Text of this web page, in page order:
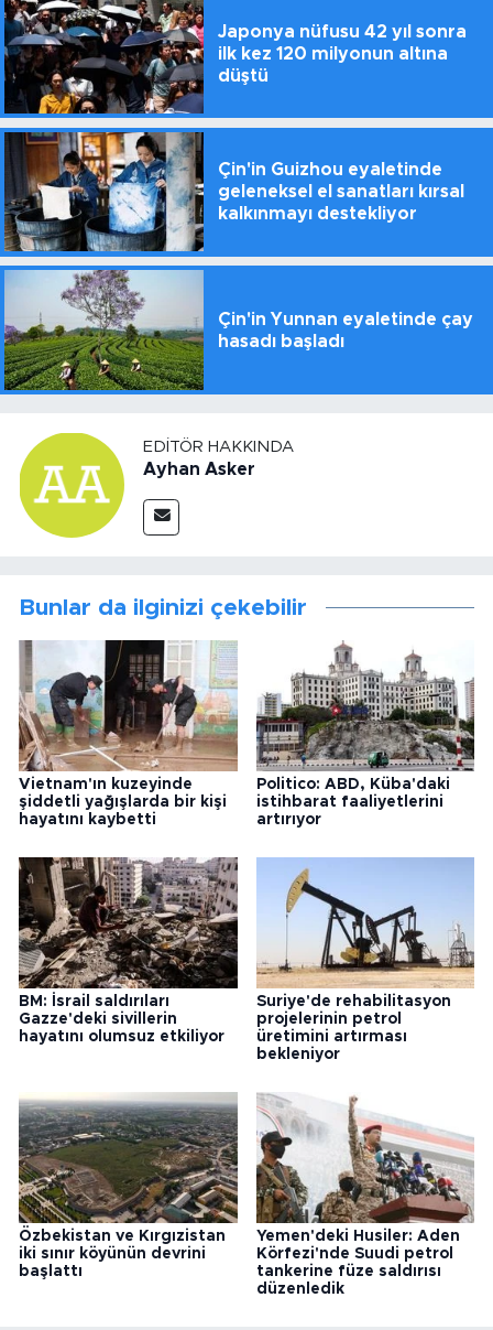
Japonya nüfusu 42 yıl sonra
ilk kez 120 milyonun altına
düştü
Çin'in Guizhou eyaletinde
geleneksel el sanatları kırsal
kalkınmayı destekliyor
Çin'in Yunnan eyaletinde çay
hasadı başladı
EDITÖR HAKKINDA
Ayhan Asker
Bunlar da ilginizi çekebilir
Vietnam'ın kuzeyinde
şiddetli yağışlarda bir kişi
hayatını kaybetti
Politico: ABD, Küba'daki
istihbarat faaliyetlerini
artırıyor
BM: İsrail saldırıları
Gazze'deki sivillerin
hayatını olumsuz etkiliyor
Suriye'de rehabilitasyon
projelerinin petrol
üretimini artırması
bekleniyor
Özbekistan ve Kırgızistan
iki sınır köyünün devrini
başlattı
Yemen'deki Husiler: Aden
Körfezi'nde Suudi petrol
tankerine füze saldırısı
düzenledik